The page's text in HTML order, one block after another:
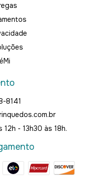
8141
- 13h30 às 18h.